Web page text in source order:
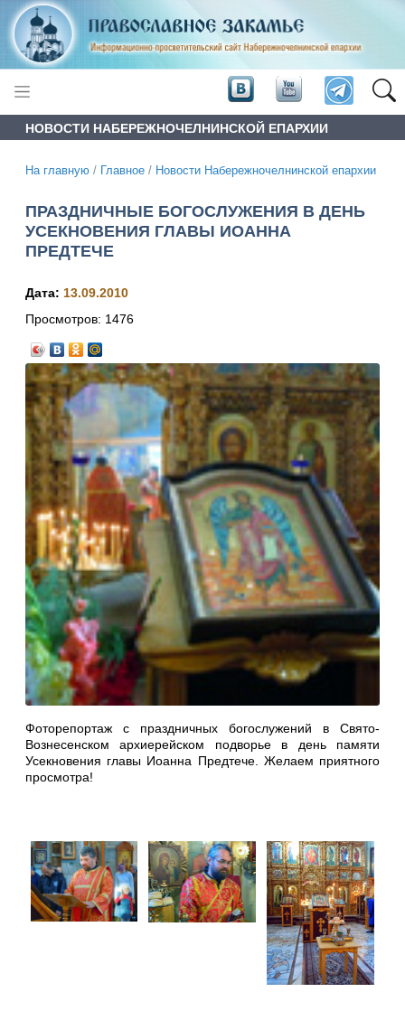
НОВОСТИ НАБЕРЕЖНОЧЕЛНИНСКОЙ ЕПАРХИИ
На главную / Главное / Новости Набережночелнинской епархии
ПРАЗДНИЧНЫЕ БОГОСЛУЖЕНИЯ В ДЕНЬ
УСЕКНОВЕНИЯ ГЛАВЫ ИОАННА
ПРЕДТЕЧЕ
Дата: 13.09.2010
Просмотров: 1476
Фоторепортаж с праздничных богослужений в Свято-
Вознесенском архиерейском подворье в день памяти
Усекновения главы Иоанна Предтече. Желаем приятного
просмотра!